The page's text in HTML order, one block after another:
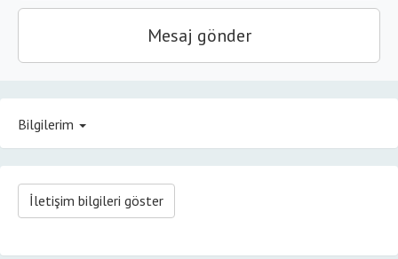
Mesaj gönder
Bilgilerim
İletişim bilgileri göster